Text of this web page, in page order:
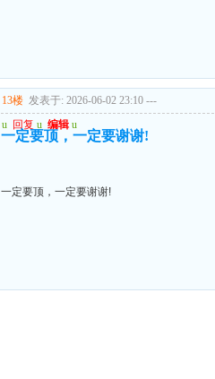
13楼 发表于: 2026-06-02 23:10 ---
u 回复 u 编辑 u
一定要顶，一定要谢谢!
一定要顶，一定要谢谢!